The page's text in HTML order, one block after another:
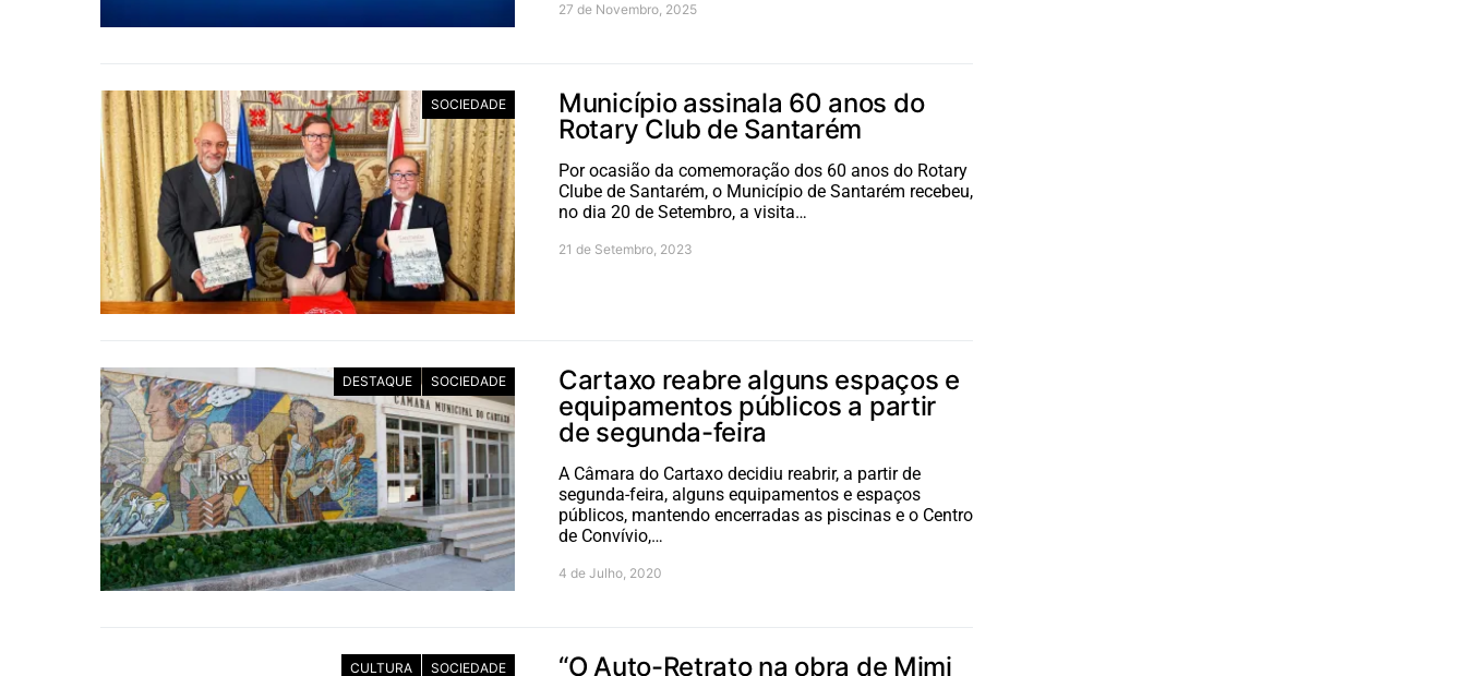
27 de Novembro, 2025
SOCIEDADE
Município assinala 60 anos do
Rotary Club de Santarém
Por ocasião da comemoração dos 60 anos do Rotary
Clube de Santarém, o Município de Santarém recebeu,
no dia 20 de Setembro, a visita…
21 de Setembro, 2023
DESTAQUE SOCIEDADE
Cartaxo reabre alguns espaços e
equipamentos públicos a partir
de segunda-feira
A Câmara do Cartaxo decidiu reabrir, a partir de
segunda-feira, alguns equipamentos e espaços
públicos, mantendo encerradas as piscinas e o Centro
de Convívio,…
4 de Julho, 2020
CULTURA SOCIEDADE “O Auto-Retrato na obra de Mimi